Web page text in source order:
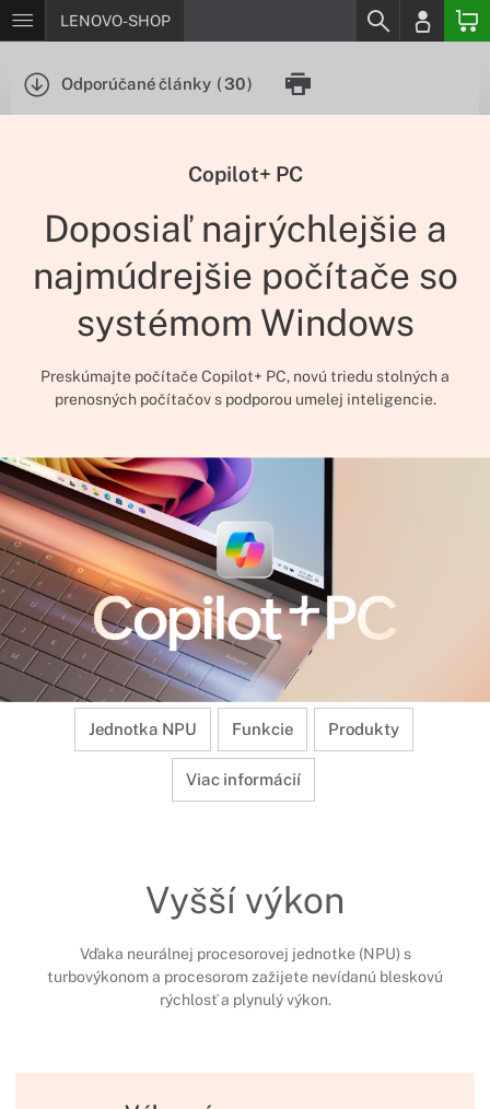
LENOVO-SHOP
Odporúčané články (30)
Copilot+ PC
Doposiaľ najrýchlejšie a
najmúdrejšie počítače so
systémom Windows
Preskúmajte počítače Copilot+ PC, novú triedu stolných a
prenosných počítačov s podporou umelej inteligencie.
Jednotka NPU Funkcie Produkty
Viac informácií
Vyšší výkon
Vďaka neurálnej procesorovej jednotke (NPU) s
turbovýkonom a procesorom zažijete nevídanú bleskovú
rýchlosť a plynulý výkon.